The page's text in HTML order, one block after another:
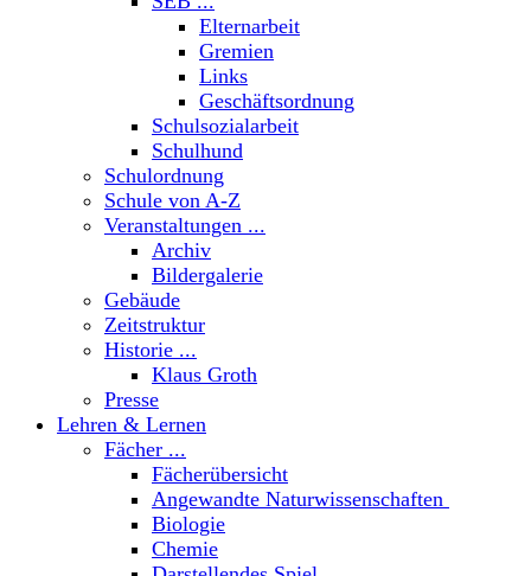
Elternarbeit
Gremien
Links
Geschäftsordnung
Schulsozialarbeit
Schulhund
Schulordnung
Schule von A-Z
Veranstaltungen ...
Archiv
Bildergalerie
Gebäude
Zeitstruktur
Historie ...
Klaus Groth
Presse
Lehren & Lernen
Fächer ...
Fächerübersicht
Angewandte Naturwissenschaften
Biologie
Chemie